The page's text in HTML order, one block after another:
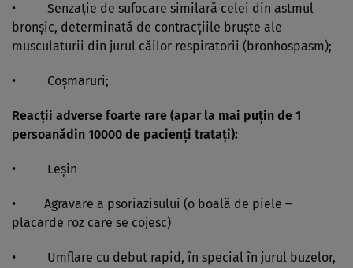
• Senzaţie de sufocare similară celei din astmul
bronşic, determinată de contracţiile bruşte ale
musculaturii din jurul căilor respiratorii (bronhospasm);
• Coşmaruri;
Reacţii adverse foarte rare (apar la mai puţin de 1
persoanădin 10000 de pacienţi trataţi):
• Leşin
• Agravare a psoriazisului (o boală de piele –
placarde roz care se cojesc)
• Umflare cu debut rapid, în special în jurul buzelor,